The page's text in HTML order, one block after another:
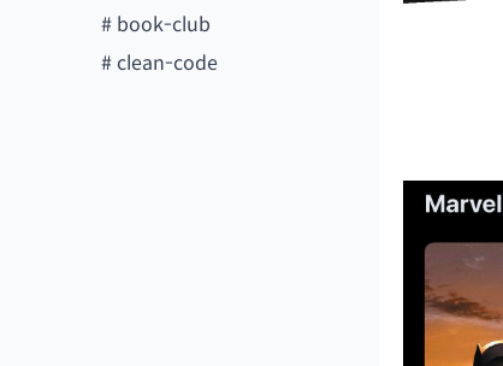
# book-club
#clean-code